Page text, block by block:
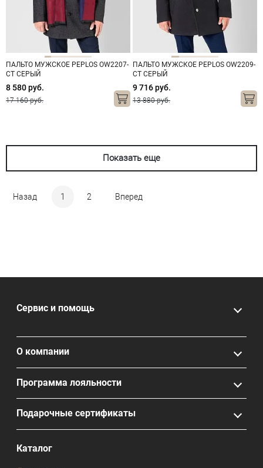
ПАЛЬТО МУЖСКОЕ PEPLOS OW2207-
CT СЕРЫЙ
8 580 руб.
17 160 руб.
ПАЛЬТО МУЖСКОЕ PEPLOS OW2209-
CT СЕРЫЙ
9 716 руб.
13 880 руб.
Показать еще
Назад 1 2 Вперед
Сервис и помощь
О компании
Программа лояльности
Подарочные сертификаты
Каталог